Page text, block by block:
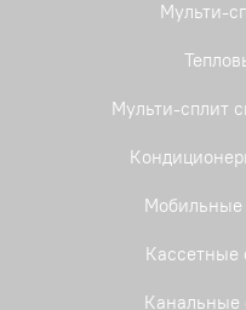
Мульти-
Мульти-сплит
Мобильные
Кассетные
Канальные